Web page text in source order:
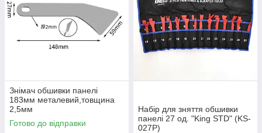
Знімач обшивки панелі
183мм металевий,товщина
2,5мм
Готово до відправки
Набір для зняття обшивки
панелі 27 од. "King STD" (KS-
027P)